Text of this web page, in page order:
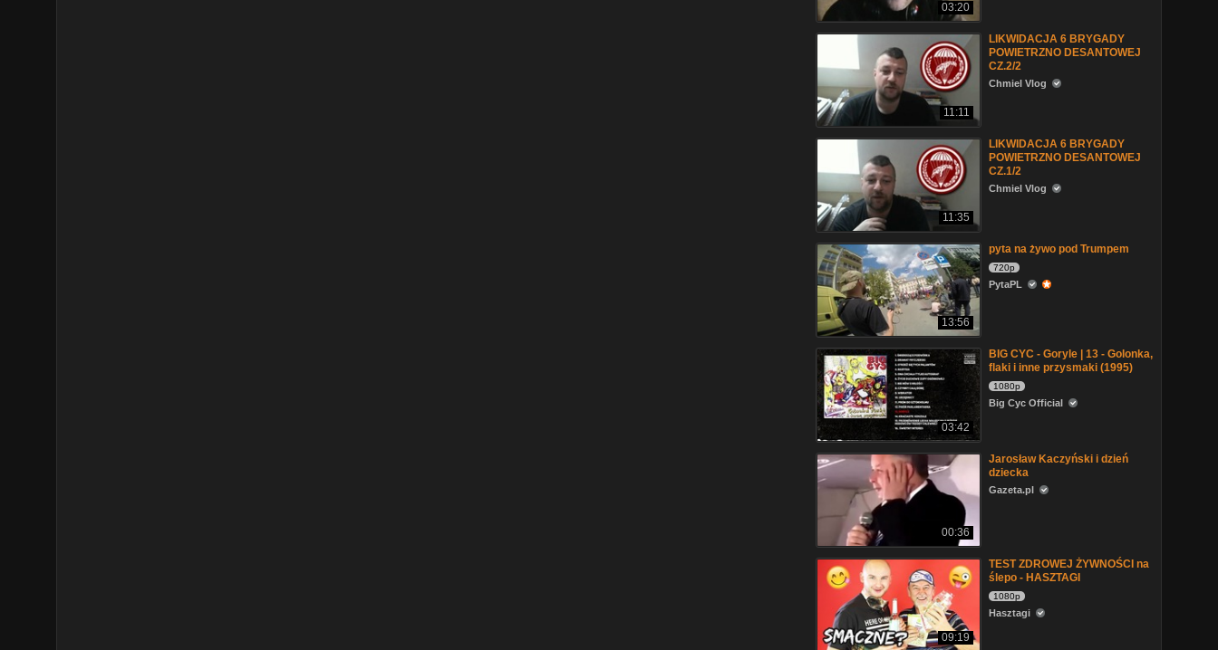
03:20
11:11
LIKWIDACJA 6 BRYGADY
POWIETRZNO DESANTOWEJ
CZ.2/2
Chmiel Vlog
11:35
LIKWIDACJA 6 BRYGADY
POWIETRZNO DESANTOWEJ
CZ.1/2
Chmiel Vlog
13:56
pyta na żywo pod Trumpem
720p
PytaPL
03:42
BIG CYC - Goryle | 13 - Golonka,
flaki i inne przysmaki (1995)
1080p
Big Cyc Official
00:36
Jarosław Kaczyński i dzień
dziecka
Gazeta.pl
09:19
TEST ZDROWEJ ŻYWNOŚCI na
ślepo - HASZTAGI
1080p
Hasztagi